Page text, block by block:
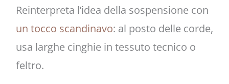
Reinterpreta l’idea della sospensione con
un tocco scandinavo: al posto delle corde,
usa larghe cinghie in tessuto tecnico o
feltro.